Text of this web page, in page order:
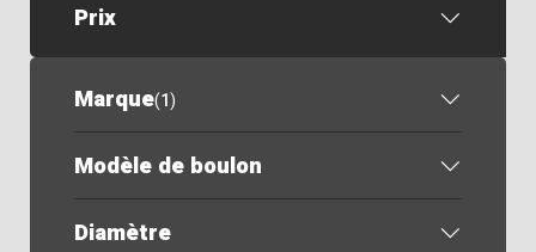
Prix
Marque(1)
Modèle de boulon
Diamètre